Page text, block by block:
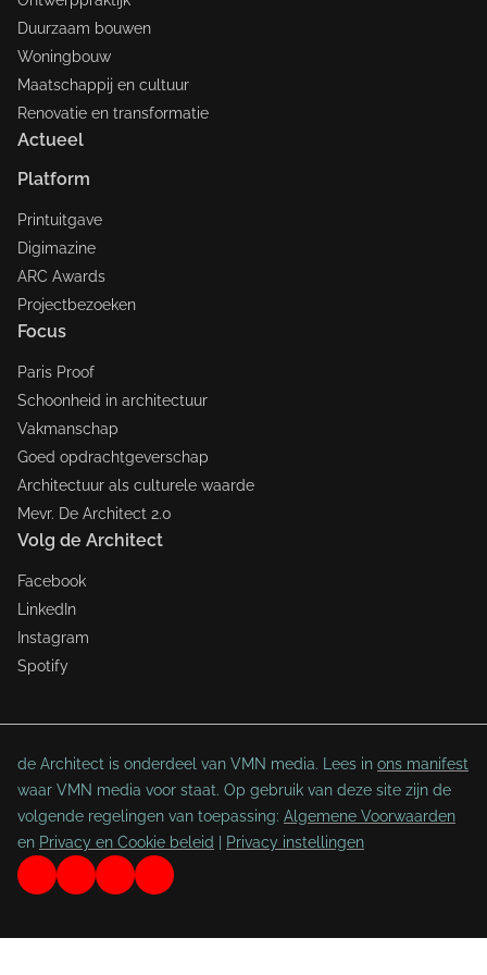
Duurzaam bouwen
Woningbouw
Maatschappij en cultuur
Renovatie en transformatie
Actueel
Platform
Printuitgave
Digimazine
ARC Awards
Projectbezoeken
Focus
Paris Proof
Schoonheid in architectuur
Vakmanschap
Goed opdrachtgeverschap
Architectuur als culturele waarde
Mevr. De Architect 2.0
Volg de Architect
Facebook
LinkedIn
Instagram
Spotify
de Architect is onderdeel van VMN media. Lees in ons manifest
waar VMN media voor staat. Op gebruik van deze site zijn de
volgende regelingen van toepassing: Algemene Voorwaarden
en Privacy en Cookie beleid Privacy instellingen